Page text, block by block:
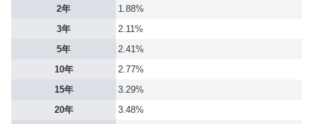
2年
1.88%
3年
2.11%
5年
2.41%
10年
2.77%
15年
3.29%
20年
3.48%